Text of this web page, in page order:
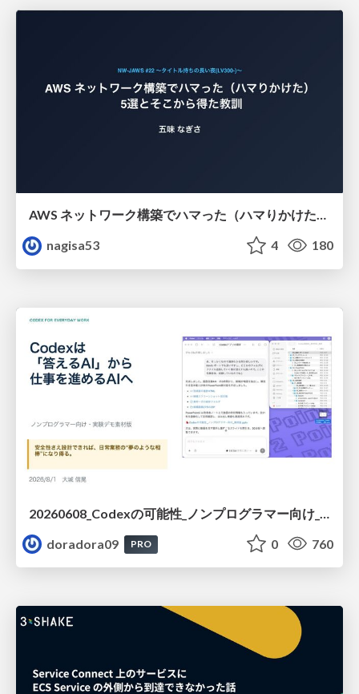
AWS ネットワーク構築でハマった（ハマりかけた） 5選とそこから得た教訓
nagisa53
4 180
doradora09
PRO 0 760